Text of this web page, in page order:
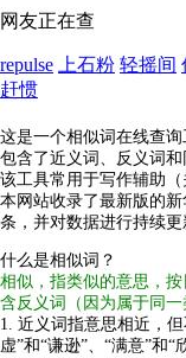
网友正在查
repulse 上石粉 轻摇间
赶惯
这是一个相似词在线查
包含了近义词、反义词和
该工具常用于写作辅助
本网站收录了最新版的
条，并对数据进行持续更
什么是相似词？
相似，指类似的意思，
含反义词（因为属于同一
1. 近义词指意思相近，
虚”和“谦逊”、“满意”和“